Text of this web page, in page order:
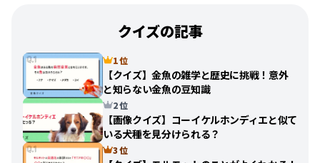
クイズの記事
1 位
【クイズ】金魚の雑学と歴史に挑戦！意外
と知らない金魚の豆知識
2 位
【画像クイズ】コーイケルホンディエと似て
いる犬種を見分けられる？
3 位